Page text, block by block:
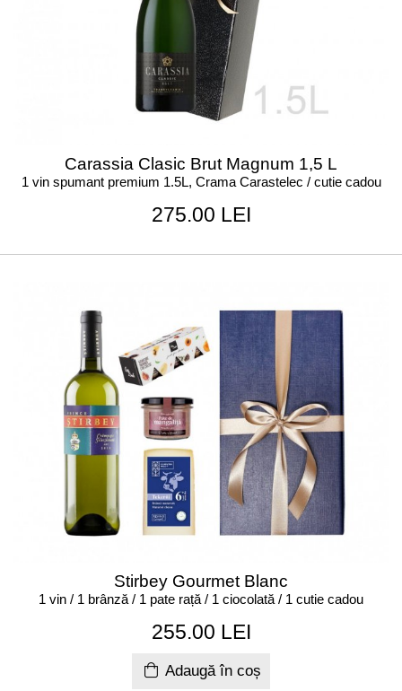
Carassia Clasic Brut Magnum 1,5 L
1 vin spumant premium 1.5L, Crama Carastelec / cutie cadou
275.00 LEI
Stirbey Gourmet Blanc
1 vin / 1 brânză / 1 pate rață / 1 ciocolată / 1 cutie cadou
255.00 LEI
Adaugă în coș